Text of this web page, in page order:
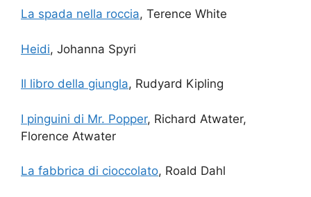
La spada nella roccia, Terence White
Heidi, Johanna Spyri
Il libro della giungla, Rudyard Kipling
I pinguini di Mr. Popper, Richard Atwater,
Florence Atwater
La fabbrica di cioccolato, Roald Dahl